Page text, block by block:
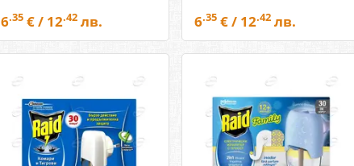
6.35€ / 12.42лв. 6.35€ / 12.42лв.